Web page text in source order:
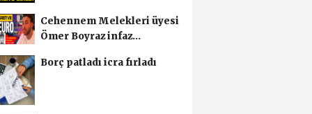
Cehennem Melekleri üyesi
Ömer Boyraz infaz
Borç patladı icra fırladı